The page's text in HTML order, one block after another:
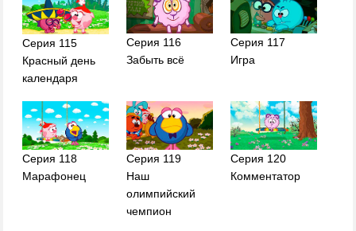
Серия 115
Красный день
календаря
Серия 116
Забыть всё
Серия 117
Игра
Серия 118
Марафонец
Серия 119
Наш
олимпийский
чемпион
Серия 120
Комментатор